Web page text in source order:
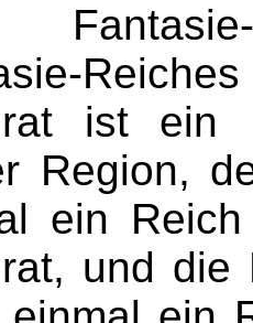
ist ein
Region,
ein
und die